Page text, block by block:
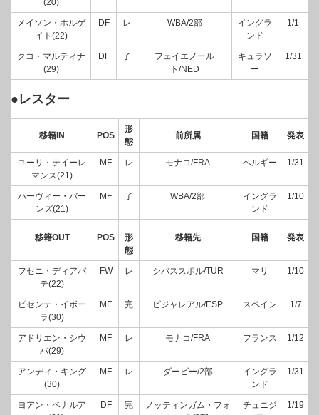
メイソン・ホルゲ
イト(22)
DF レ WBA/2部
イングラ
ンド
1/1
クコ・マルティナ
(29)
DF 了
フェイエノール
ト/NED
キュラソ
ー
1/31
●レスター
移籍IN POS
形
態
前所属 国籍 発表
ユーリ・テイーレ
マンス(21)
MF レ モナコ/FRA ベルギー 1/31
ハーヴィー・バー
ンズ(21)
MF 了 WBA/2部
イングラ
ンド
1/10
移籍OUT POS
形
態
移籍先 国籍 発表
フセニ・ディアバ
テ(22)
FW レ シバススポル/TUR マリ 1/10
ビセンテ・イボー
ラ(30)
MF 完 ビジャレアル/ESP スペイン 1/7
アドリエン・シウ
バ(29)
MF レ モナコ/FRA フランス 1/12
アンディ・キング
(30)
MF レ ダービー/2部
イングラ
ンド
1/31
ヨアン・ベナルア
DF 完
ノッティンガム・フォ
チュニジ
1/19